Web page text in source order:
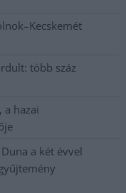
több száz
a hazai
a két évvel